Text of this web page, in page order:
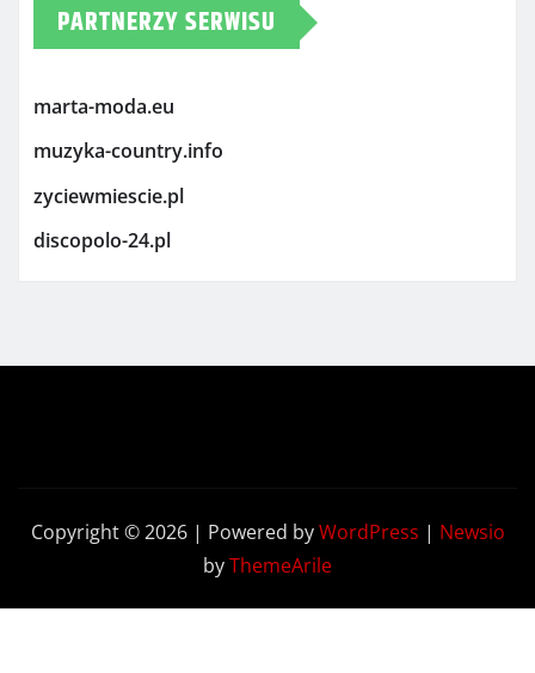
PARTNERZY SERWISU
marta-moda.eu
muzyka-country.info
zyciewmiescie.pl
discopolo-24.pl
Copyright © 2026 | Powered byWordPress | Newsio
byThemeArile